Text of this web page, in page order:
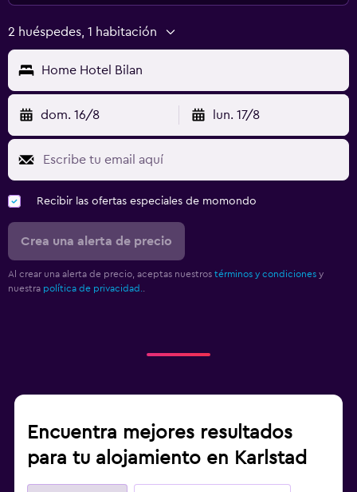
2 huéspedes, 1 habitación
Home Hotel Bilan
dom. 16/8 lun. 17/8
Recibir las ofertas especiales de momondo
Crea una alerta de precio
Al crear una alerta de precio, aceptas nuestros términos y condiciones y
nuestra política de privacidad.
Encuentra mejores resultados
para tu alojamiento en Karlstad